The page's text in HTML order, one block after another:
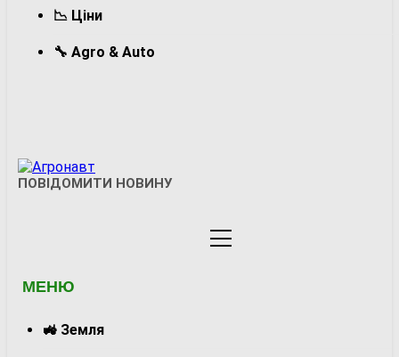
📉 Ціни
🔧 Agro & Auto
Агронавт
Новини Українського Агробізнесу
ПОВІДОМИТИ НОВИНУ
МЕНЮ
🚜 Земля